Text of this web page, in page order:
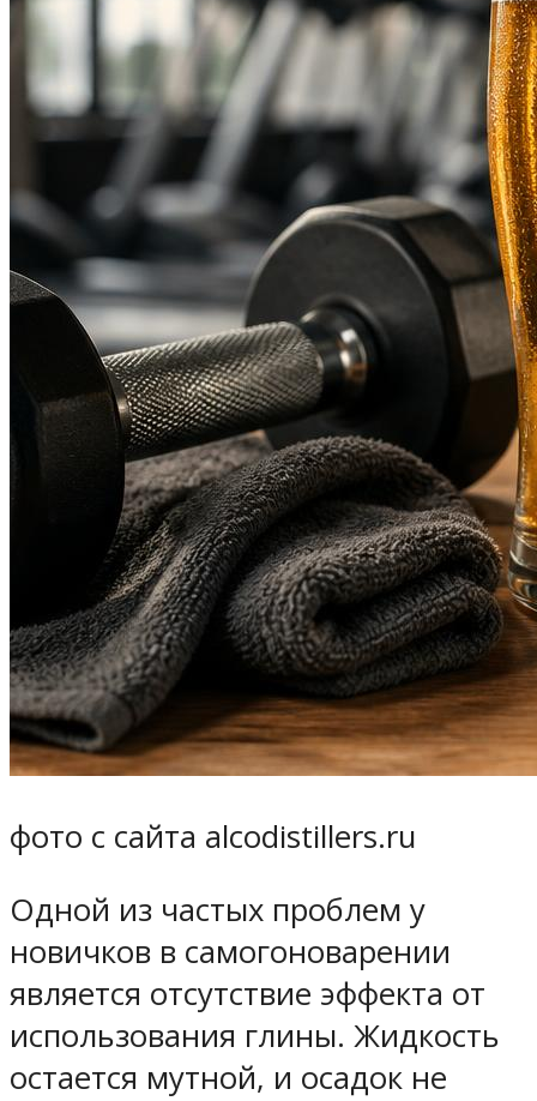
фото с сайта alcodistillers.ru
Одной из частых проблем у
новичков в самогоноварении
является отсутствие эффекта от
использования глины. Жидкость
остается мутной, и осадок не